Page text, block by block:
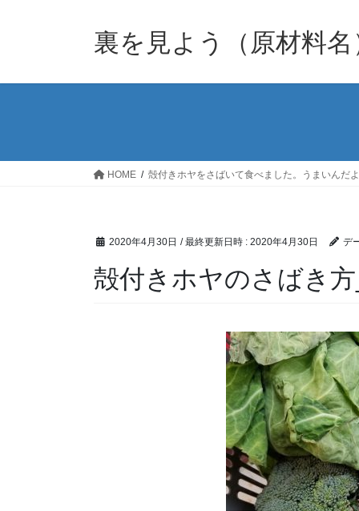
裏を見よう（原材料
HOME 殻付きホヤをさばいて食べました。うまいんだ
2020年4月30日 / 最終更新日時 : 2020年4月30日 デ
殻付きホヤのさばき